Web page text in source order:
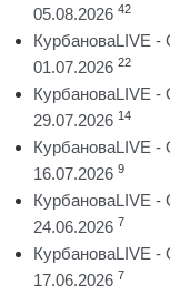
05.08.2026 42
КурбановаLIVE -
01.07.2026 22
КурбановаLIVE -
29.07.2026 14
КурбановаLIVE -
16.07.2026 9
КурбановаLIVE -
24.06.2026 7
КурбановаLIVE -
17.06.2026 7